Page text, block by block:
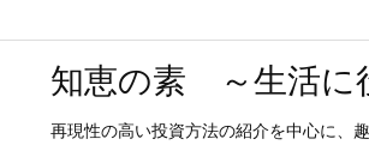
知恵の素 ～生活に
再現性の高い投資方法の紹介を中心に、